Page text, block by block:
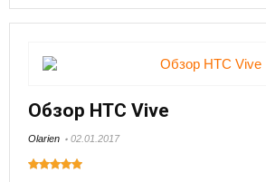
Обзор HTC Vive
Olarien 02.01.2017